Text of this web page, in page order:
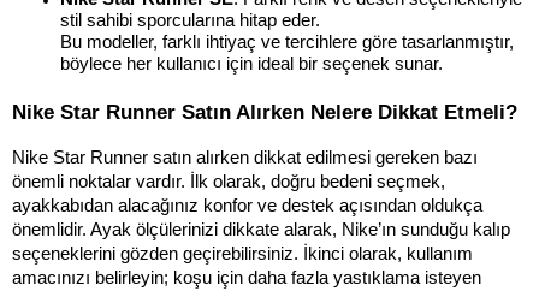
stil sahibi sporcularına hitap eder.
Bu modeller, farklı ihtiyaç ve tercihlere göre tasarlanmıştır,
böylece her kullanıcı için ideal bir seçenek sunar.
Nike Star Runner Satın Alırken Nelere Dikkat Etmeli?
Nike Star Runner satın alırken dikkat edilmesi gereken bazı
önemli noktalar vardır. İlk olarak, doğru bedeni seçmek,
ayakkabıdan alacağınız konfor ve destek açısından oldukça
önemlidir. Ayak ölçülerinizi dikkate alarak, Nike’ın sunduğu kalıp
seçeneklerini gözden geçirebilirsiniz. İkinci olarak, kullanım
amacınızı belirleyin; koşu için daha fazla yastıklama isteyen